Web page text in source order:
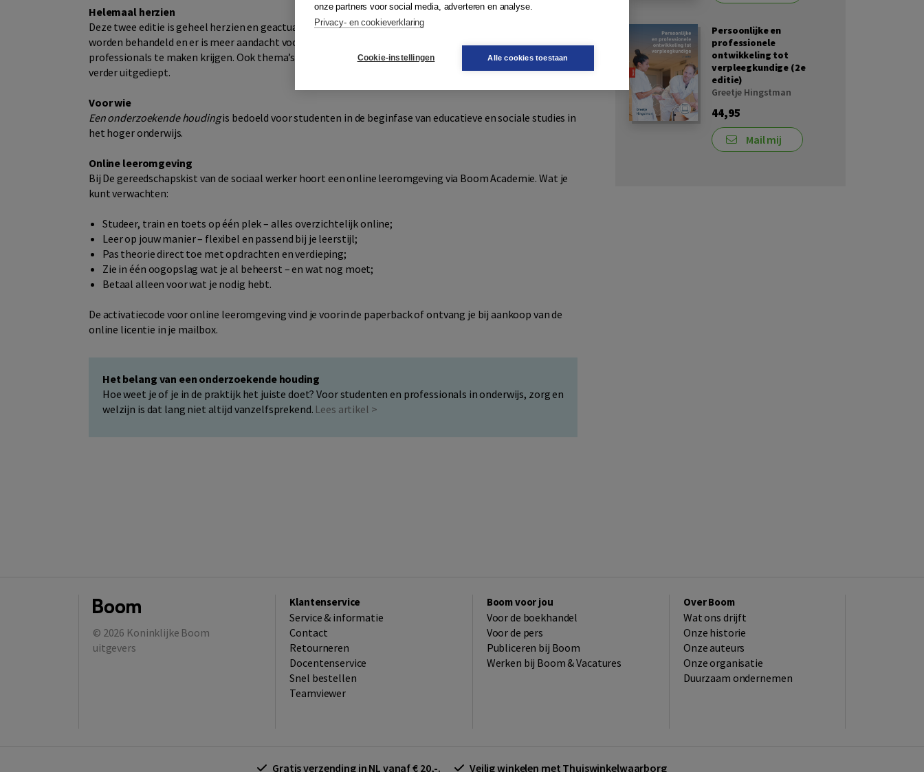
Helemaal herzien
Deze twee editie is geheel herzien en geactualiseerd. De mogelijkheden van kunstmatige intelligentie
worden behandeld en er is meer aandacht voor de toenemende complexe problematiek waarmee
professionals te maken krijgen. Ook thema’s als de actiegerichte aanpak, cocreatie en participatie worden
verder uitgediept.
Voor wie
Een onderzoekende houdingis bedoeld voor studenten in de beginfase van educatieve en sociale studies in
het hoger onderwijs.
Online leeromgeving
Bij De gereedschapskist van de sociaal werker hoort een online leeromgeving via Boom Academie. Wat je
kunt verwachten:
Studeer, train en toets op één plek – alles overzichtelijk online;
Leer op jouw manier – flexibel en passend bij je leerstijl;
Pas theorie direct toe met opdrachten en verdieping;
Zie in één oogopslag wat je al beheerst – en wat nog moet;
Betaal alleen voor wat je nodig hebt.
De activatiecode voor online leeromgeving vind je voorin de paperback of ontvang je bij aankoop van de
online licentie in je mailbox.
Het belang van een onderzoekende houding
Hoe weet je of je in de praktijk het juiste doet? Voor studenten en professionals in onderwijs, zorg en
welzijn is dat lang niet altijd vanzelfsprekend. Lees artikel >
Persoonlijke en
professionele
ontwikkeling tot
verpleegkundige (2e
editie)
Greetje Hingstman
44,95
Mail mij
© 2026 Koninklijke Boom
uitgevers
Klantenservice
Service & informatie
Contact
Retourneren
Docentenservice
Snel bestellen
Teamviewer
Boom voor jou
Voor de boekhandel
Voor de pers
Publiceren bij Boom
Werken bij Boom & Vacatures
Over Boom
Wat ons drijft
Onze historie
Onze auteurs
Onze organisatie
Duurzaam ondernemen
Gratis verzending in NL vanaf € 20,-. Veilig winkelen met Thuiswinkelwaarborg
onze partners voor social media, adverteren en analyse.
Privacy- en cookieverklaring
Cookie-instellingen Alle cookies toestaan